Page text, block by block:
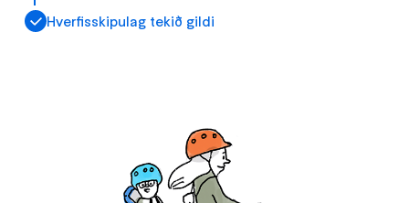
Hverfisskipulag tekið gildi